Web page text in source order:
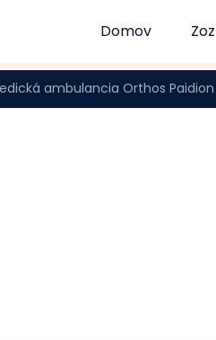
Domov
ambulancia Orthos Paidion